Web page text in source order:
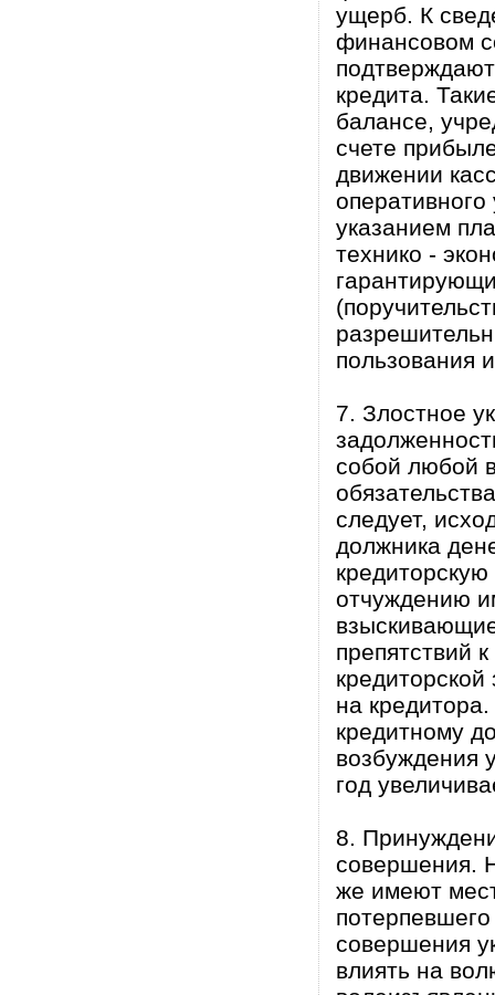
ущерб. К
финансовом
кредита.
балансе,
счете
движении
указанием
технико -
пользования
7. Злостное
собой любой
следует,
должника
отчуждению
препятствий
на
кредитному
возбуждения
год
8.
совершения.
же имеют
совершения
влиять на